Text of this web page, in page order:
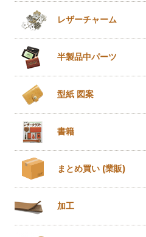
レザーチャーム
半製品中パーツ
型紙 図案
書籍
まとめ買い (業販)
加工